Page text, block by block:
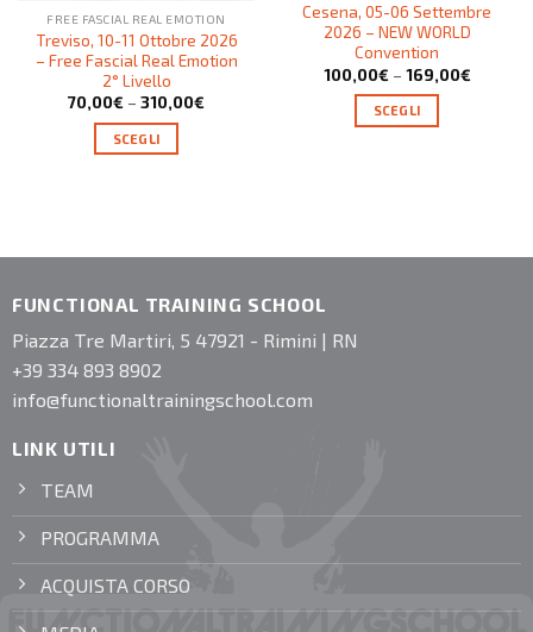
FREE FASCIAL REAL EMOTION
Treviso, 10-11 Ottobre 2026
– Free Fascial Real Emotion
2° Livello
70,00€ – 310,00€
SCEGLI
Cesena, 05-06 Settembre
2026 – NEW WORLD
Convention
100,00€ – 169,00€
SCEGLI
FUNCTIONAL TRAINING SCHOOL
Piazza Tre Martiri, 5 47921 - Rimini | RN
+39 334 893 8902
info@functionaltrainingschool.com
LINK UTILI
TEAM
PROGRAMMA
ACQUISTA CORSO